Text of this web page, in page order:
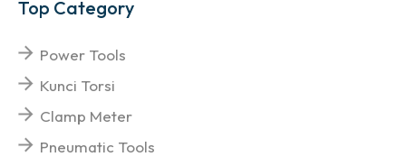
Top Category
Power Tools
Kunci Torsi
Clamp Meter
Pneumatic Tools